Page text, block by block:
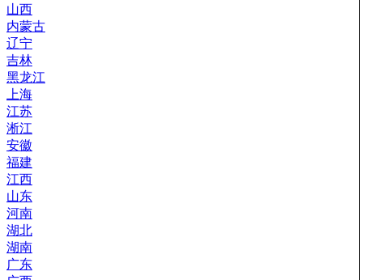
山西
内蒙古
辽宁
吉林
黑龙江
上海
江苏
淅江
安徽
福建
江西
山东
河南
湖北
湖南
广东